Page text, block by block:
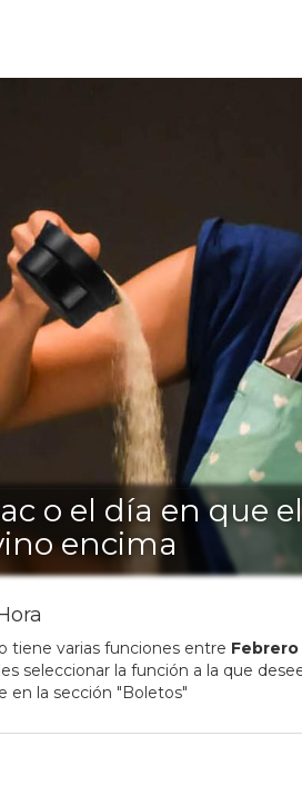
o el día en que
encima
tiene varias funciones entre Febrero
seleccionar la función a la que
en la sección "Boletos"